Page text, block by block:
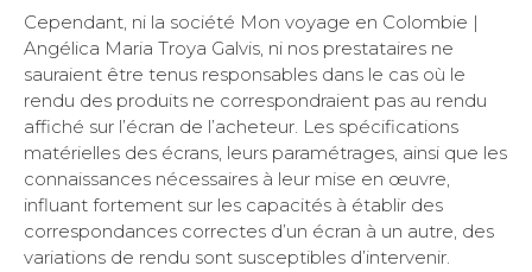
Cependant, ni la société Mon voyage en Colombie |
Angélica Maria Troya Galvis, ni nos prestataires ne
sauraient être tenus responsables dans le cas où le
rendu des produits ne correspondraient pas au rendu
affiché sur l’écran de l’acheteur. Les spécifications
matérielles des écrans, leurs paramétrages, ainsi que les
connaissances nécessaires à leur mise en œuvre,
influant fortement sur les capacités à établir des
correspondances correctes d’un écran à un autre, des
variations de rendu sont susceptibles d’intervenir.